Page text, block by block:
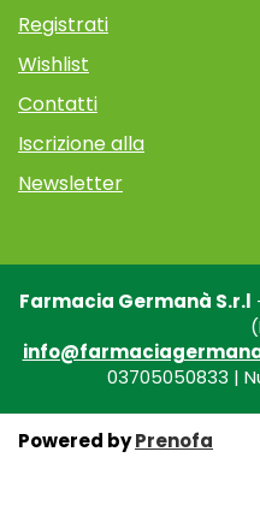
Registrati
Wishlist
Contatti
Iscrizione alla
Newsletter
Farmacia Germanà S.r.l
03705050833 |
Powered byPrenofa